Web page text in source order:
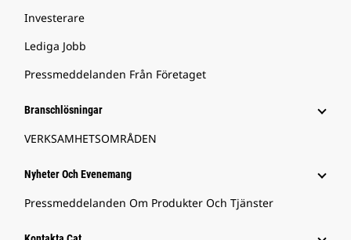
Investerare
Lediga Jobb
Pressmeddelanden Från Företaget
Branschlösningar
VERKSAMHETSOMRÅDEN
Nyheter Och Evenemang
Pressmeddelanden Om Produkter Och Tjänster